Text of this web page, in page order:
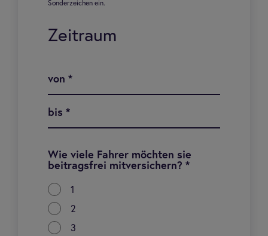
Sonderzeichen ein.
Zeitraum
von *
bis *
Wie viele Fahrer möchten sie
beitragsfrei mitversichern? *
1
2
3